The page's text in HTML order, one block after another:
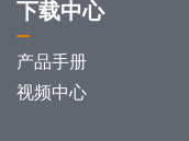
下载中心
产品手册
视频中心